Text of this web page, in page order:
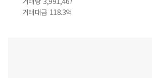
거래대금 118.3억